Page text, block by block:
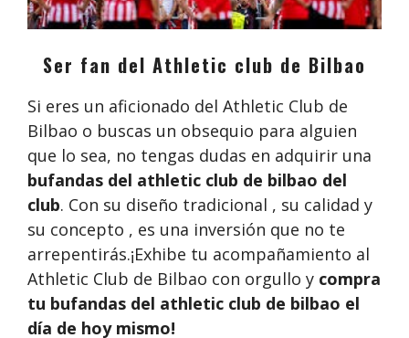
Ser fan del Athletic club de Bilbao
Si eres un aficionado del Athletic Club de
Bilbao o buscas un obsequio para alguien
que lo sea, no tengas dudas en adquirir una
bufandas del athletic club de bilbao del
club. Con su diseño tradicional , su calidad y
su concepto , es una inversión que no te
arrepentirás.¡Exhibe tu acompañamiento al
Athletic Club de Bilbao con orgullo y compra
tu bufandas del athletic club de bilbao el
día de hoy mismo!